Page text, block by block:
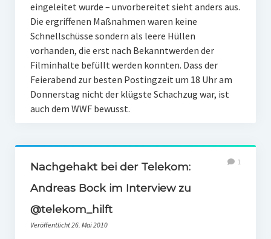
eingeleitet wurde – unvorbereitet sieht anders aus.
Die ergriffenen Maßnahmen waren keine
Schnellschüsse sondern als leere Hüllen
vorhanden, die erst nach Bekanntwerden der
Filminhalte befüllt werden konnten. Dass der
Feierabend zur besten Postingzeit um 18 Uhr am
Donnerstag nicht der klügste Schachzug war, ist
auch dem WWF bewusst.
Nachgehakt bei der Telekom:
Andreas Bock im Interview zu
@telekom_hilft
Veröffentlicht 26. Mai 2010
1